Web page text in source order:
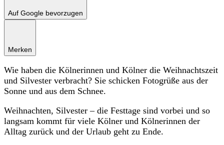
Auf Google bevorzugen
Merken
Wie haben die Kölnerinnen und Kölner die Weihnachtszeit
und Silvester verbracht? Sie schicken Fotogrüße aus der
Sonne und aus dem Schnee.
Weihnachten, Silvester – die Festtage sind vorbei und so
langsam kommt für viele Kölner und Kölnerinnen der
Alltag zurück und der Urlaub geht zu Ende.